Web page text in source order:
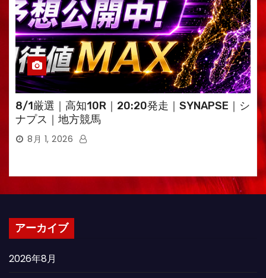
8/1厳選｜高知10R｜20:20発走｜SYNAPSE｜シ
ナプス｜地方競馬
8月 1, 2026
アーカイブ
2026年8月